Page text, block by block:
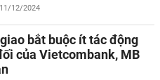
12/2024
bắt buộc ít tác động
của Vietcombank, MB